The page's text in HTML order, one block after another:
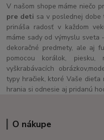
V našom shope máme niečo
pre deti sa v poslednej
prináša radosť v každom
máme sady od výmyslu
dekoračné predmety, ale aj
pomocou korálok, piesku,
vyškrabávacích
typy hračiek, ktoré Vaše
hrania si odnesie aj pridanú
O nákupe